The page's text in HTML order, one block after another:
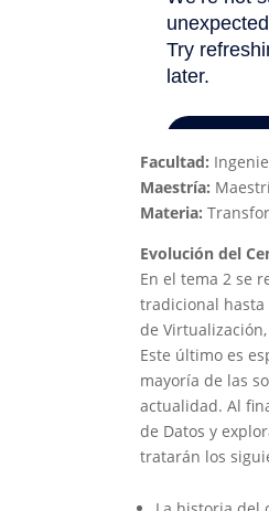
Facultad:
Maestría:
Materia:
Evolución del
En el tema 2 se
tradicional hasta
de
Este último es
mayoría de las
actualidad. Al
de Datos y
tratarán los